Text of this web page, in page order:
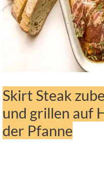
Skirt Steak
und grillen auf
der Pfanne